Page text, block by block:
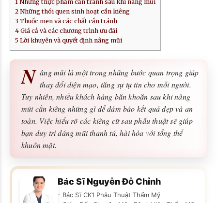
1 Những thực phẩm cần tránh sau khi nâng mũi
2 Những thói quen sinh hoạt cần kiêng
3 Thuốc men và các chất cần tránh
4 Giá cả và các chương trình ưu đãi
5 Lời khuyên và quyết định nâng mũi
N âng mũi là một trong những bước quan trọng giúp
thay đổi diện mạo, tăng sự tự tin cho mỗi người.
Tuy nhiên, nhiều khách hàng băn khoăn sau khi nâng
mũi cần kiêng những gì để đảm bảo kết quả đẹp và an
toàn. Việc hiểu rõ các kiêng cữ sau phẫu thuật sẽ giúp
bạn duy trì dáng mũi thanh tú, hài hòa với tổng thể
khuôn mặt.
Bác Sĩ Nguyễn Đỗ Chỉnh
- Bác Sĩ CK1 Phẫu Thuật Thẩm Mỹ